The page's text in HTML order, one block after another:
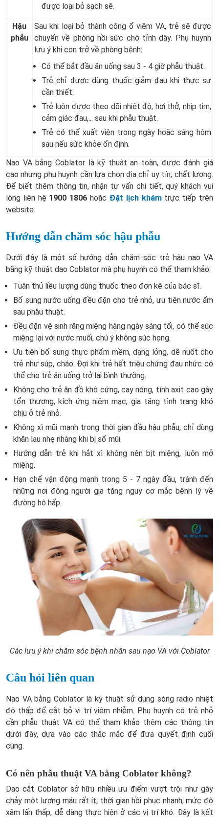
được loại bỏ sạch sẽ.
Hậu
phẫu
Sau khi loại bỏ thành công ổ viêm VA, trẻ sẽ được
chuyển về phòng hồi sức chờ tỉnh dậy. Phụ huynh
lưu ý khi con trở về phòng bệnh:
Có thể bắt đầu ăn uống sau 3 - 4 giờ phẫu thuật.
Trẻ chỉ được dùng thuốc giảm đau khi thực sự
cần thiết.
Trẻ luôn được theo dõi nhiệt độ, hơi thở, nhịp tim,
cảm giác đau,... sau khi phẫu thuật.
Trẻ có thể xuất viện trong ngày hoặc sáng hôm
sau nếu sức khỏe ổn định.
Nạo VA bằng Coblator​ là kỹ thuật an toàn, được đánh giá
cao nhưng phụ huynh cần lựa chọn địa chỉ uy tín, chất lượng.
Để biết thêm thông tin, nhận tư vấn chi tiết, quý khách vui
lòng liên hệ 1900 1806 hoặc Đặt lịch khámtrực tiếp trên
website.
Hướng dẫn chăm sóc hậu phẫu
Dưới đây là một số hướng dẫn chăm sóc trẻ hậu nạo VA
bằng kỹ thuật dao Coblator mà phụ huynh có thể tham khảo:
Tuân thủ liều lượng dùng thuốc theo đơn kê của bác sĩ.
Bổ sung nước uống đều đặn cho trẻ nhỏ, ưu tiên nước ấm
sau phẫu thuật.
Đều đặn vệ sinh răng miệng hàng ngày sáng tối, có thể súc
miệng lại với nước muối, chú ý không súc họng.
Ưu tiên bổ sung thực phẩm mềm, dạng lỏng, dễ nuốt cho
trẻ như súp, cháo. Đợi khi trẻ hết triệu chứng đau nhức có
thể cho trẻ ăn uống trở lại bình thường.
Không cho trẻ ăn đồ khô cứng, cay nóng, tính axit cao gây
tổn thương, kích ứng niêm mạc, gia tăng tình trạng khó
chịu ở trẻ nhỏ.
Không xì mũi mạnh trong thời gian đầu hậu phẫu, chỉ dùng
khăn lau nhẹ nhàng khi bị sổ mũi.
Hướng dẫn trẻ khi hắt xì không nên bịt miệng, luôn mở
miệng.
Hạn chế vận động mạnh trong 5 - 7 ngày đầu, tránh đến
những nơi đông người gia tăng nguy cơ mắc bệnh lý về
đường hô hấp.
Các lưu ý khi chăm sóc bệnh nhân sau nạo VA với Coblator
Câu hỏi liên quan
Nạo VA bằng Coblator là kỹ thuật sử dụng sóng radio nhiệt
độ thấp để cắt bỏ vị trí viêm nhiễm. Phụ huynh có trẻ nhỏ
cần phẫu thuật VA có thể tham khảo thêm các thông tin
dưới đây, dựa vào các thắc mắc để đưa quyết định cuối
cùng.
Có nên phẫu thuật VA bằng Coblator không?
Dao cắt Coblator sở hữu nhiều ưu điểm vượt trội như gây
chảy một lượng máu rất ít, thời gian hồi phục nhanh, mức độ
xâm lấn thấp, dễ dàng thực hiện ở các vị trí khó. Đây là kết